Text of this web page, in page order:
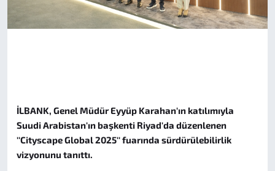
İLBANK, Genel Müdür Eyyüp Karahan'ın katılımıyla
Suudi Arabistan'ın başkenti Riyad'da düzenlenen
''Cityscape Global 2025'' fuarında sürdürülebilirlik
vizyonunu tanıttı.